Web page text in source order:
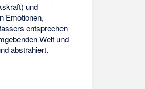
und
Emotionen,
entsprechen
Welt und
abstrahiert.